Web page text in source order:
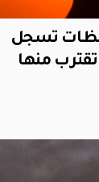
تسجل
منها